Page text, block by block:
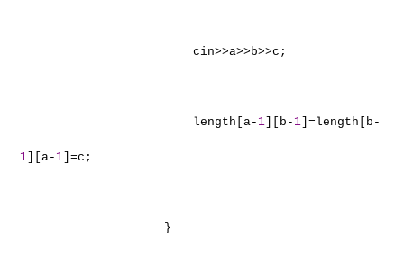
cin>>a>>b>>c;
length[a- 1 ][b- 1 ]=length[b-
1 ][a- 1 ]=c;
}